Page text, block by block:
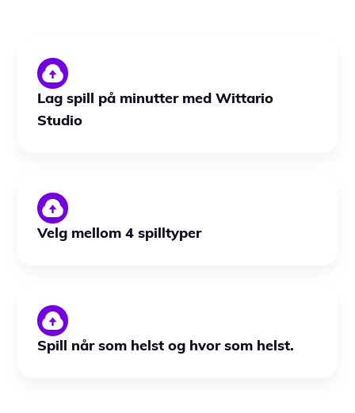
Lag spill på minutter med Wittario
Studio
Velg mellom 4 spilltyper
Spill når som helst og hvor som helst.